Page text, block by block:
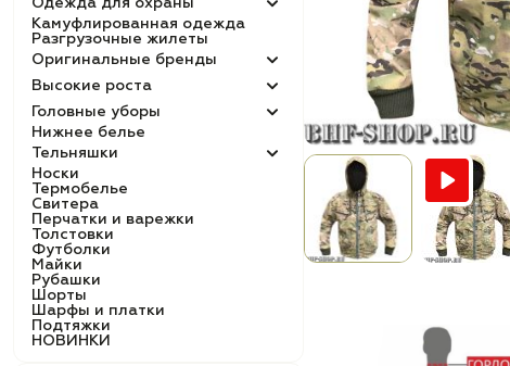
Одежда для охраны
Камуфлированная одежда
Разгрузочные жилеты
Оригинальные бренды
Высокие роста
Головные уборы
Нижнее белье
Тельняшки
Носки
Термобелье
Свитера
Перчатки и варежки
Толстовки
Футболки
Майки
Рубашки
Шорты
Шарфы и платки
Подтяжки
НОВИНКИ